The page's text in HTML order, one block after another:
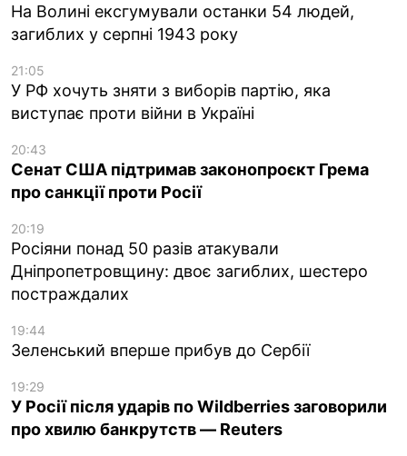
На Волині ексгумували останки 54 людей,
загиблих у серпні 1943 року
21:05
У РФ хочуть зняти з виборів партію, яка
виступає проти війни в Україні
20:43
Сенат США підтримав законопроєкт Грема
про санкції проти Росії
20:19
Росіяни понад 50 разів атакували
Дніпропетровщину: двоє загиблих, шестеро
постраждалих
19:44
Зеленський вперше прибув до Сербії
19:29
У Росії після ударів по Wildberries заговорили
про хвилю банкрутств — Reuters